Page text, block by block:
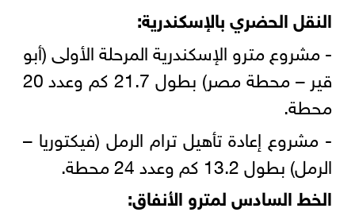
النقل الحضري بالإسكندرية:
- مشروع مترو الإسكندرية المرحلة الأولى (أبو
قير – محطة مصر) بطول 21.7 كم وعدد 20
محطة.
- مشروع إعادة تأهيل ترام الرمل (فيكتوريا –
الرمل) بطول 13.2 كم وعدد 24 محطة.
الخط السادس لمترو الأنفاق: